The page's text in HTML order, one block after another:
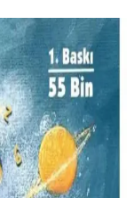
İçin Temel
temel
kullanımı ve bez
2500 Adet Ofis